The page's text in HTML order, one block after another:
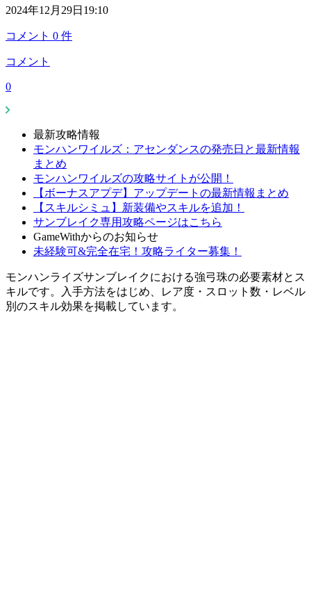
2024年12月29日19:10
コメント 0 件
コメント
0
最新攻略情報
モンハンワイルズ：アセンダンスの発売日と最新情報
まとめ
モンハンワイルズの攻略サイトが公開！
【ボーナスアプデ】アップデートの最新情報まとめ
【スキルシミュ】新装備やスキルを追加！
サンブレイク専用攻略ページはこちら
GameWithからのお知らせ
未経験可&完全在宅！攻略ライター募集！
モンハンライズサンブレイクにおける強弓珠の必要素材とス
キルです。入手方法をはじめ、レア度・スロット数・レベル
別のスキル効果を掲載しています。